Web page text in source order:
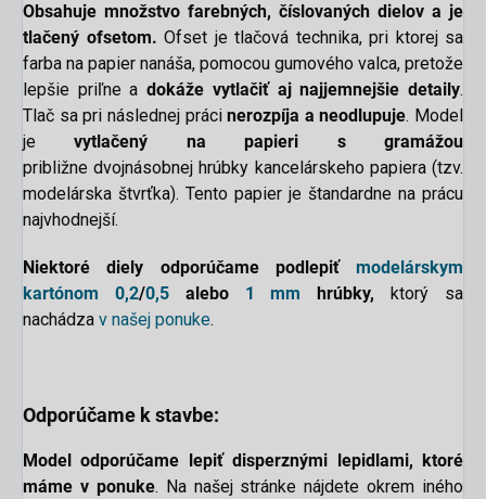
Obsahuje množstvo farebných, číslovaných dielov a je
tlačený ofsetom. Ofset je tlačová technika, pri ktorej sa
farba na papier nanáša, pomocou gumového valca, pretože
lepšie priľne adokáže vytlačiť aj najjemnejšie detaily.
Tlač sa pri následnej prácinerozpíja a neodlupuje. Model
jevytlačený na papieri s gramážou
približne dvojnásobnej hrúbky kancelárskeho papiera (tzv.
modelárska štvrťka). Tento papier je štandardne na prácu
najvhodnejší.
N iektoré diely odporúčame podlepiť modelárskym
kartónom
0,2/0,5alebo 1 mm hrúbky, ktorý sa
nachádza v našej ponuke.
Odporúčame k stavbe:
Model odporúčame lepiť disperznými lepidlami, ktoré
máme v ponuke. Na našej stránke nájdete okrem iného